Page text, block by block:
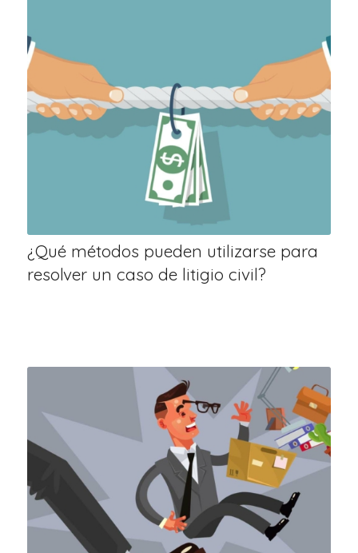
¿Qué métodos pueden utilizarse para
resolver un caso de litigio civil?